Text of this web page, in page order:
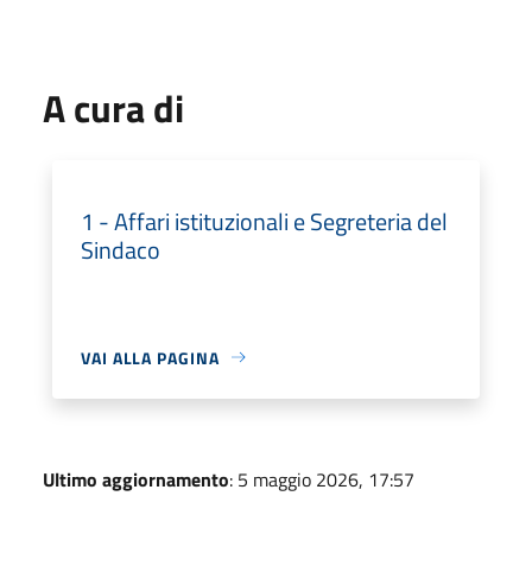
A cura di
1 - Affari istituzionali e Segreteria del
Sindaco
VAI ALLA PAGINA
Ultimo aggiornamento: 5 maggio 2026, 17:57